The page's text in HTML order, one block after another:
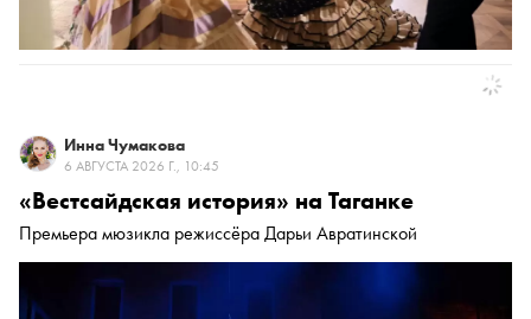
Инна Чумакова
6 АВГУСТА 2026 Г., 10:45
«Вестсайдская история» на Таганке
Премьера мюзикла режиссёра Дарьи Авратинской